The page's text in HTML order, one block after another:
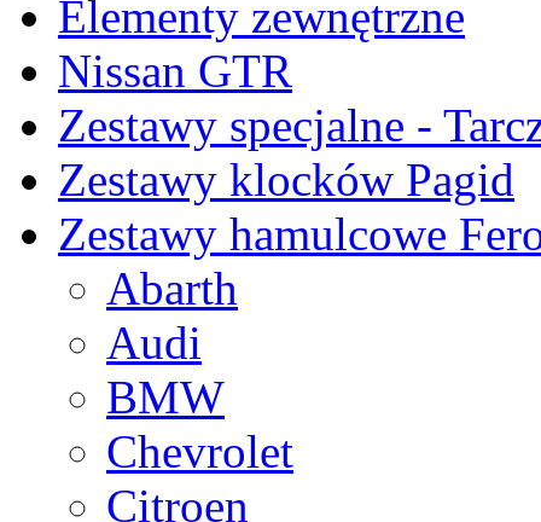
Elementy zewnętrzne
Nissan GTR
Zestawy specjalne -
Zestawy klocków Pagid
Zestawy hamulcowe
Abarth
Audi
BMW
Chevrolet
Citroen